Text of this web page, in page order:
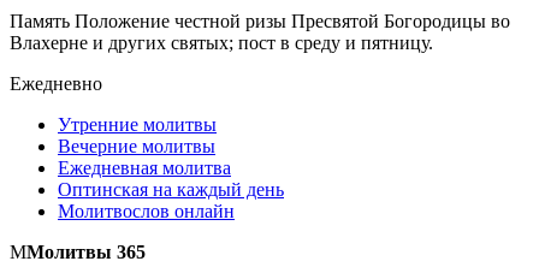
Память Положение честной ризы Пресвятой Богородицы во
Влахерне и других святых; пост в среду и пятницу.
Ежедневно
Утренние молитвы
Вечерние молитвы
Ежедневная молитва
Оптинская на каждый день
Молитвослов онлайн
ММолитвы 365